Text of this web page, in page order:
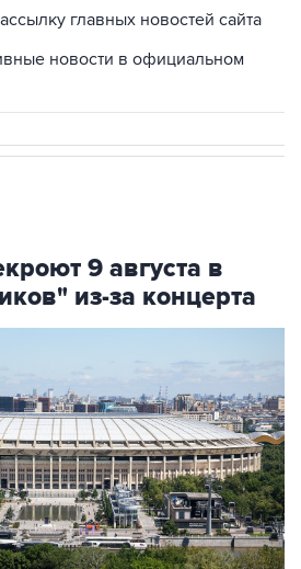
новости в официальном
9 августа в
из-за концерта